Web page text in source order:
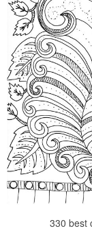
330 best